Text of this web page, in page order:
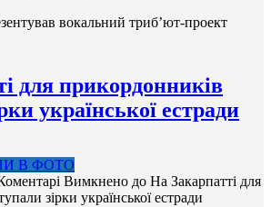
вокальний триб’ют-проект
для прикордонників
української естради
В ФОТО
Вимкнено до На Закарпатті для
зірки української естради